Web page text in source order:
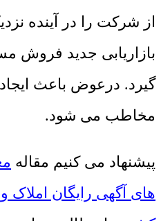
از شرکت را در آینده
بازاریابی جدید فروش
گیرد. درعوض باعث ایجاد
مخاطب می شود.
پیشنهاد می کنیم مقاله
های آگهی رایگان املاک